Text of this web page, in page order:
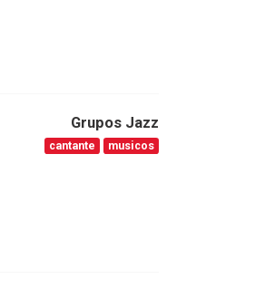
Grupos Jazz
cantante musicos